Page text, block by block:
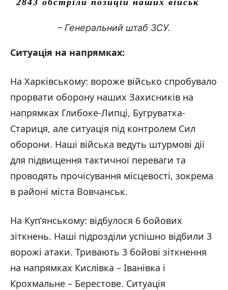
– Генеральний штаб ЗСУ.
Ситуація на напрямках:
На Харківському: вороже військо спробувало
прорвати оборону наших Захисників на
напрямках Глибоке-Липці, Бугруватка-
Стариця, але ситуація під контролем Сил
оборони. Наші війська ведуть штурмові дії
для підвищення тактичної переваги та
проводять прочісування місцевості, зокрема
в районі міста Вовчанськ.
На Куп’янському: відбулося 6 бойових
зіткнень. Наші підрозділи успішно відбили 3
ворожі атаки. Тривають 3 бойові зіткнення
на напрямках Кислівка – Іванівка і
Крохмальне – Берестове. Ситуація